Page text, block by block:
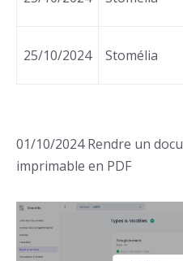
25/10/2024 Stomélia
01/10/2024 Rendre un
imprimable en PDF